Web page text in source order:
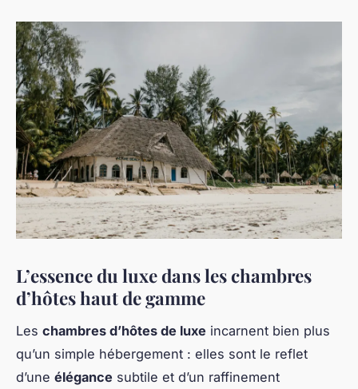
L’essence du luxe dans les chambres
d’hôtes haut de gamme
Les chambres d’hôtes de luxe incarnent bien plus
qu’un simple hébergement : elles sont le reflet
d’une élégance subtile et d’un raffinement